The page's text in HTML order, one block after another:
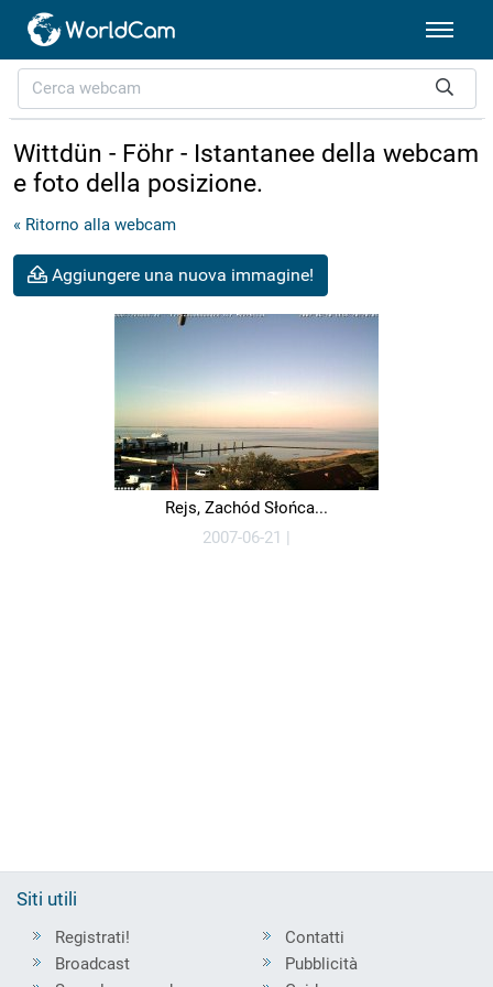
Wittdün - Föhr - Istantanee della webcam
e foto della posizione.
« Ritorno alla webcam
Aggiungere una nuova immagine!
Rejs, Zachód Słońca...
2007-06-21 |
Siti utili
Registrati!
Broadcast
Contatti
Pubblicità